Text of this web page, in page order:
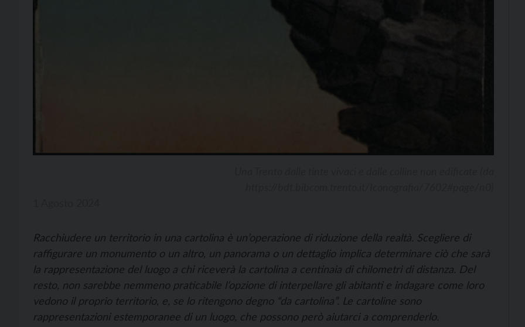
Racchiudere un territorio in una cartolina è un’operazione di riduzione della realtà. Scegliere di
raffigurare un monumento o un altro, un panorama o un dettaglio implica determinare ciò che sarà
la rappresentazione del luogo a chi riceverà la cartolina a centinaia di chilometri di distanza. Del
resto, non sarebbe nemmeno praticabile l’opzione di interpellare gli abitanti e indagare come loro
vedono il proprio territorio, e, se lo ritengono degno “da cartolina”. Le cartoline sono
rappresentazioni estemporanee di un luogo, che possono però aiutarci a comprenderlo.